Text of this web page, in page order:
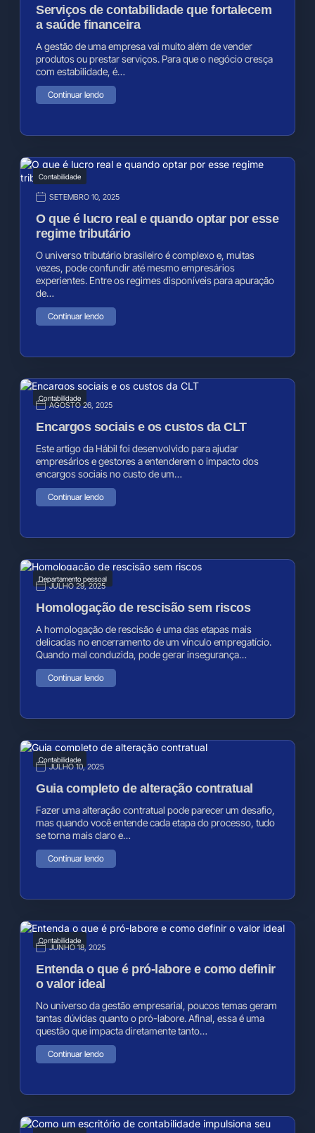
Serviços de contabilidade que fortalecem
a saúde financeira
A gestão de uma empresa vai muito além de vender
produtos ou prestar serviços. Para que o negócio cresça
com estabilidade, é…
Continuar lendo
Contabilidade
SETEMBRO 10, 2025
O que é lucro real e quando optar por esse
regime tributário
O universo tributário brasileiro é complexo e, muitas
vezes, pode confundir até mesmo empresários
experientes. Entre os regimes disponíveis para apuração
de…
Continuar lendo
Contabilidade
AGOSTO 26, 2025
Encargos sociais e os custos da CLT
Este artigo da Hábil foi desenvolvido para ajudar
empresários e gestores a entenderem o impacto dos
encargos sociais no custo de um…
Continuar lendo
Departamento pessoal
JULHO 29, 2025
Homologação de rescisão sem riscos
A homologação de rescisão é uma das etapas mais
delicadas no encerramento de um vínculo empregatício.
Quando mal conduzida, pode gerar insegurança…
Continuar lendo
Contabilidade
JULHO 10, 2025
Guia completo de alteração contratual
Fazer uma alteração contratual pode parecer um desafio,
mas quando você entende cada etapa do processo, tudo
se torna mais claro e…
Continuar lendo
Contabilidade
JUNHO 18, 2025
Entenda o que é pró-labore e como definir
o valor ideal
No universo da gestão empresarial, poucos temas geram
tantas dúvidas quanto o pró-labore. Afinal, essa é uma
questão que impacta diretamente tanto…
Continuar lendo